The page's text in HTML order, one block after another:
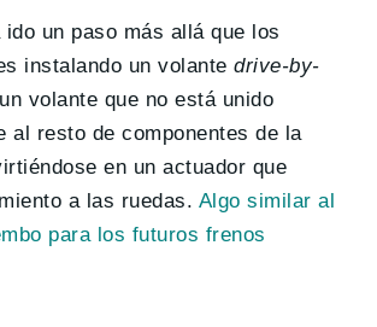
ido un paso más allá que los
instalando un volante drive-by-
volante que no está unido
al resto de componentes de la
en un actuador que
a las ruedas. Algo similar al
para los futuros frenos